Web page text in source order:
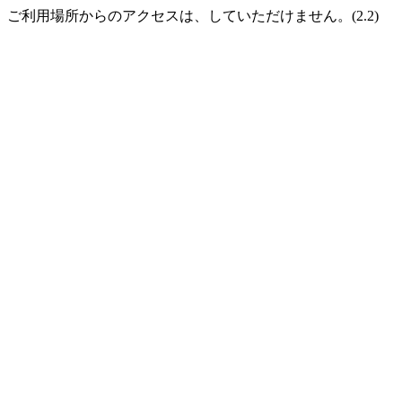
ご利用場所からのアクセスは、していただけません。(2.2)